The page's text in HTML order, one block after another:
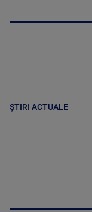
ȘTIRI ACTUALE